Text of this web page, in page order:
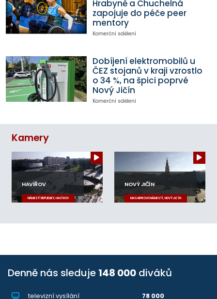
Hrabyně a Chuchelná
zapojuje do péče peer
mentory
Komerční sdělení
Dobíjení elektromobilů u
ČEZ stojanů v kraji vzrostlo
o 34 %, na špici poprvé
Nový Jičín
Komerční sdělení
Kamery
HAVÍŘOV
NÁMĚSTÍ REPUBLIKY, HAVÍŘOV
NOVÝ JIČÍN
MASARYKOVO NÁMĚSTÍ, NOVÝ JIČÍN
Denně nás sleduje 148 000 diváků
televizní vysílání
78 000